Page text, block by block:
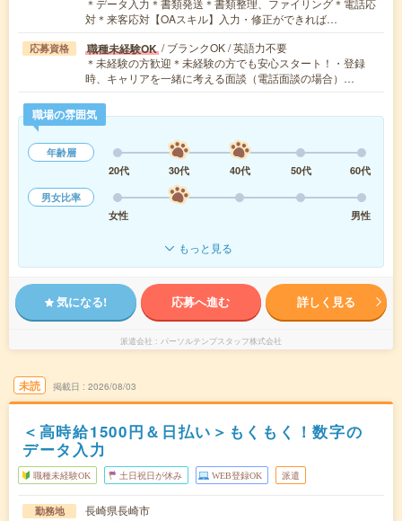
対＊来客応対【OAスキル】入力・修正ができれば…
応募資格 職種未経験OK / ブランクOK / 英語力不要
＊未経験の方歓迎＊未経験の方でも安心スタート！・登録
時、キャリアを一緒に考える面談（電話面談の場合）…
職場の雰囲気
年齢層
20代
30代 40代 50代
60代
男女比率
女性
男性
もっと見る
気になる! 応募へ進む 詳しく見る
派遣会社 パーソルテンプスタッフ株式会社
未読 掲載日 2026/08/03
＜高時給1500円＆日払い＞もくもく！数字の
データ入力
職種未経験OK 土日祝日が休み WEB登録OK 派遣
勤務地
長崎県長崎市